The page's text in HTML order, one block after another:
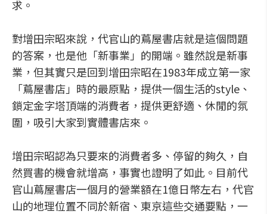
求。
對增田宗昭來說，代官山的蔦屋書店就是這個問題
的答案，也是他「新事業」的開端。雖然說是新事
業，但其實只是回到增田宗昭在1983年成立第一家
「蔦屋書店」時的最原點，提供一個生活的style、
鎖定金字塔頂端的消費者，提供更舒適、休閒的氛
圍，吸引大家到實體書店來。
增田宗昭認為只要來的消費者多、停留的夠久，自
然買書的機會就增高，事實也證明了如此。目前代
官山蔦屋書店一個月的營業額在1億日幣左右，代官
山的地理位置不同於新宿、東京這些交通要點，一